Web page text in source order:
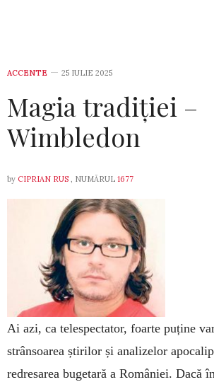
ACCENTE 25 IULIE 2025
Magia tradiției –
Wimbledon
by CIPRIAN RUS , NUMĂRUL 1677
Ai azi, ca telespectator, foarte puține
strânsoarea știrilor și analizelor
redresarea bugetară a României. Dacă